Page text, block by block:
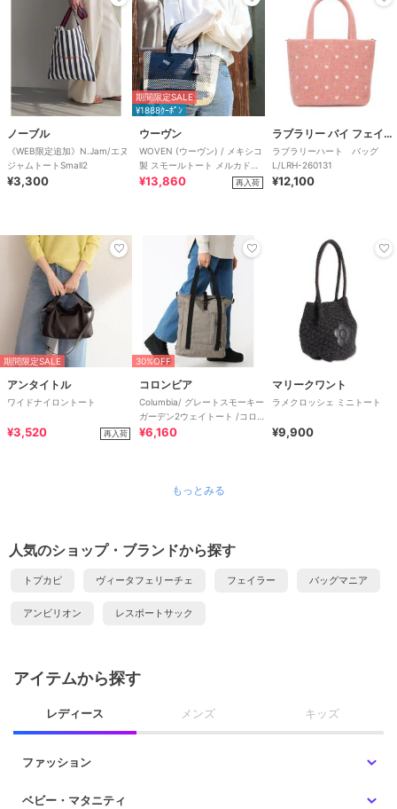
ノーブル
《WEB限定追加》N.Jam/エヌ
ジャムトートSmall2
¥3,300
期間限定SALE
¥1888ｸｰﾎﾟﾝ
ウーヴン
WOVEN (ウーヴン) / メキシコ
製 スモールトート メルカドバ
ッグ かごバッグ
¥13,860 再入荷
ラブラリー バイ フェイラー
ラブラリーハート バッグ
L/LRH-260131
¥12,100
期間限定SALE
アンタイトル
ワイドナイロントート
¥3,520 再入荷
30%OFF
コロンビア
Columbia/ グレートスモーキー
ガーデン2ウェイトート /コロ
ンビア
¥6,160
マリークワント
ラメクロッシェ ミニトート
¥9,900
もっとみる
人気のショップ・ブランドから探す
トプカピ ヴィータフェリーチェ フェイラー バッグマニア
アンビリオン レスポートサック
アイテムから探す
レディース メンズ キッズ
ファッション
ベビー・マタニティ